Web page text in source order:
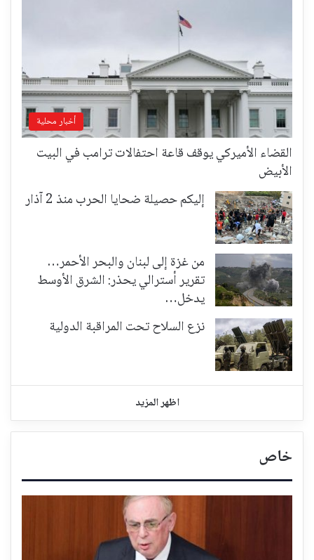
أخبار محلية
القضاء الأميركي يوقف قاعة احتفالات ترامب في البيت
الأبيض
إليكم حصيلة ضحايا الحرب منذ 2 آذار
من غزة إلى لبنان والبحر الأحمر…
تقرير أسترالي يحذر: الشرق الأوسط
يدخل…
نزع السلاح تحت المراقبة الدولية
اظهر المزيد
خاص